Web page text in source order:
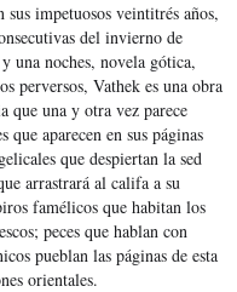
impetuosos veintitrés años,
del invierno de
una noches, novela gótica,
perversos, Vathek es una obra
que una y otra vez parece
que aparecen en sus páginas
que despiertan la sed
arrastrará al califa a su
famélicos que habitan los
peces que hablan con
pueblan las páginas de esta
orientales.